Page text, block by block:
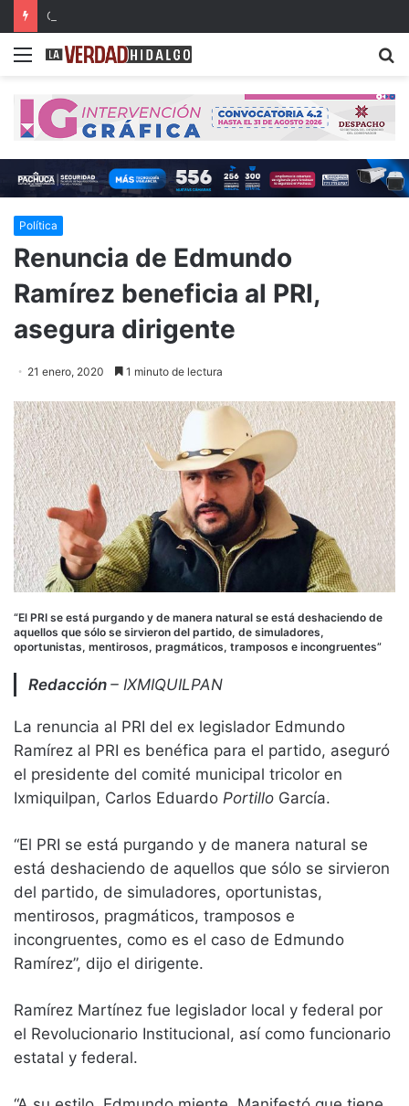
Menu
Política
Renuncia de Edmundo
Ramírez beneficia al PRI,
asegura dirigente
21 enero, 2020 1 minuto de lectura
“El PRI se está purgando y de manera natural se está deshaciendo de
aquellos que sólo se sirvieron del partido, de simuladores,
oportunistas, mentirosos, pragmáticos, tramposos e incongruentes”
Redacción– IXMIQUILPAN
La renuncia al PRI del ex legislador Edmundo
Ramírez al PRI es benéfica para el partido, aseguró
el presidente del comité municipal tricolor en
Ixmiquilpan, Carlos Eduardo Portillo García.
“El PRI se está purgando y de manera natural se
está deshaciendo de aquellos que sólo se sirvieron
del partido, de simuladores, oportunistas,
mentirosos, pragmáticos, tramposos e
incongruentes, como es el caso de Edmundo
Ramírez”, dijo el dirigente.
Ramírez Martínez fue legislador local y federal por
el Revolucionario Institucional, así como funcionario
estatal y federal.